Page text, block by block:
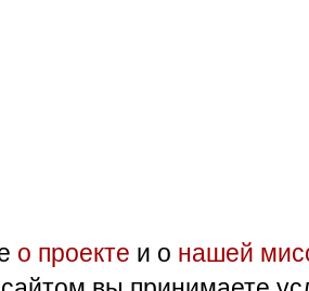
о проекте и о нашей